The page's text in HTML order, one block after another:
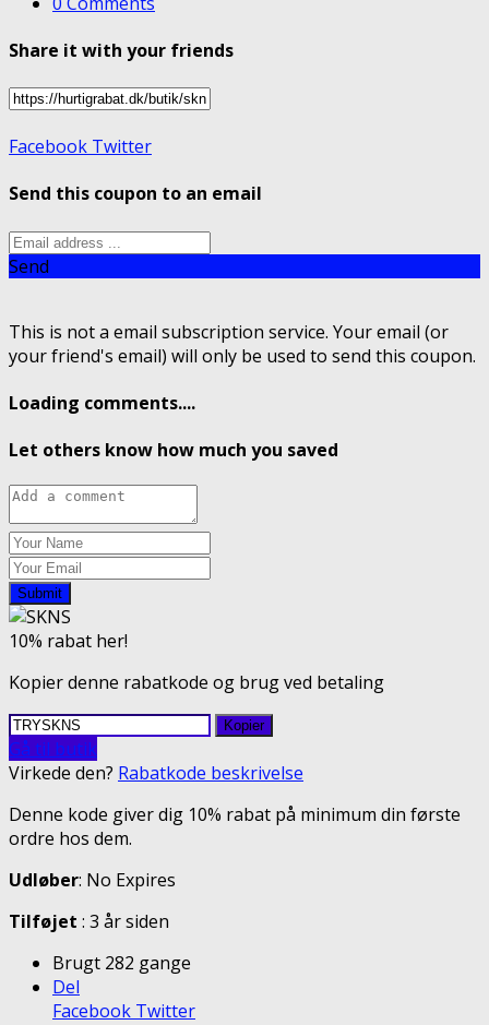
Share it with your friends
Facebook Twitter
Send this coupon to an email
Send
This is not a email subscription service. Your email (or
your friend's email) will only be used to send this coupon.
Loading comments....
Let others know how much you saved
Submit
10% rabat her!
Kopier denne rabatkode og brug ved betaling
Kopier
Gå til butik
Virkede den? Rabatkode beskrivelse
Denne kode giver dig 10% rabat på minimum din første
ordre hos dem.
Udløber: No Expires
Tilføjet : 3 år siden
Brugt 282 gange
Del
Facebook Twitter